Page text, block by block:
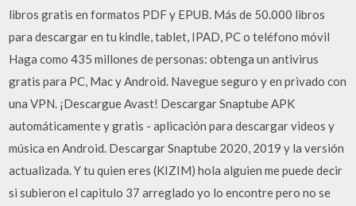
libros gratis en formatos PDF y EPUB. Más de 50.000 libros
para descargar en tu kindle, tablet, IPAD, PC o teléfono móvil
Haga como 435 millones de personas: obtenga un antivirus
gratis para PC, Mac y Android. Navegue seguro y en privado con
una VPN. ¡Descargue Avast! Descargar Snaptube APK
automáticamente y gratis - aplicación para descargar videos y
música en Android. Descargar Snaptube 2020, 2019 y la versión
actualizada. Y tu quien eres (KIZIM) hola alguien me puede decir
si subieron el capitulo 37 arreglado yo lo encontre pero no se